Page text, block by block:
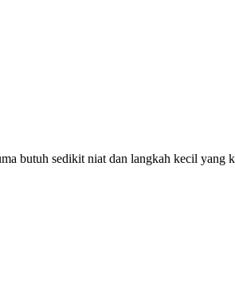
butuh sedikit niat dan langkah kecil